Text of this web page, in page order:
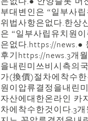
부대변인은 “일부사
위법사항은없다.한상
은 “일부사립유치원
은없다.https://news.●
후기https://news.3개
을내린미쓰비시측의
가(換價)절차에착수
원이압류결정을내린
자산에대한온라인 카
차에착수한것이다.3